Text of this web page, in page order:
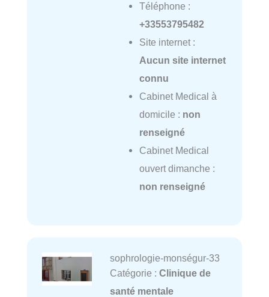
Téléphone :
+33553795482
Site internet :
Aucun site internet
connu
Cabinet Medical à
domicile : non
renseigné
Cabinet Medical
ouvert dimanche :
non renseigné
sophrologie-monségur-33
Catégorie : Clinique de
santé mentale